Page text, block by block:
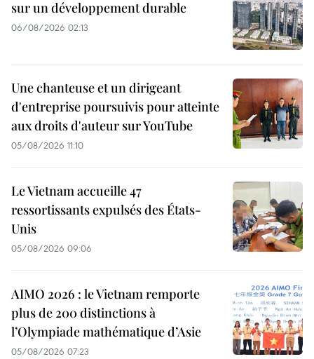
sur un développement durable
06/08/2026 02:13
Une chanteuse et un dirigeant
d'entreprise poursuivis pour atteinte
aux droits d'auteur sur YouTube
05/08/2026 11:10
Le Vietnam accueille 47
ressortissants expulsés des États-
Unis
05/08/2026 09:06
AIMO 2026 : le Vietnam remporte
plus de 200 distinctions à
l’Olympiade mathématique d’Asie
05/08/2026 07:23